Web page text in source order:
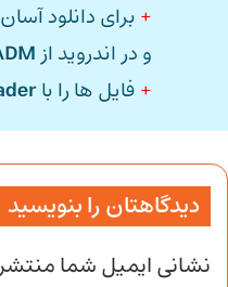
+ برای دانلود
و در اندروید از
+ فایل ها را با
دیدگاهتان را بنویسید
نشانی ایمیل شما